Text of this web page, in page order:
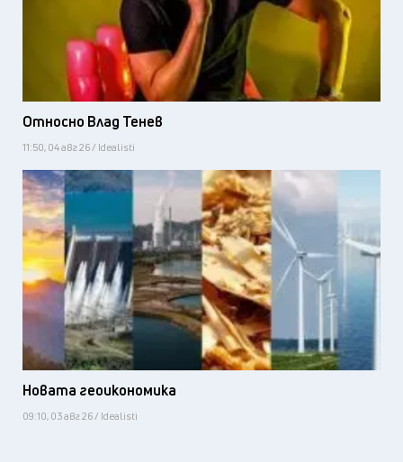
Относно Влад Тенев
11:50, 04 авг 26 / Idealisti
Новата геоикономика
09:10, 03 авг 26 / Idealisti